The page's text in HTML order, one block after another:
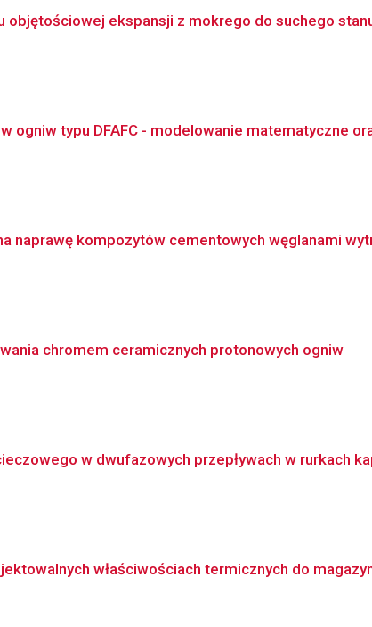
ekspansji z mokrego do suchego
typu DFAFC - modelowanie matematyczne
naprawę kompozytów cementowych węglanami
chromem ceramicznych protonowych ogniw
w dwufazowych przepływach w rurkach
właściwościach termicznych do